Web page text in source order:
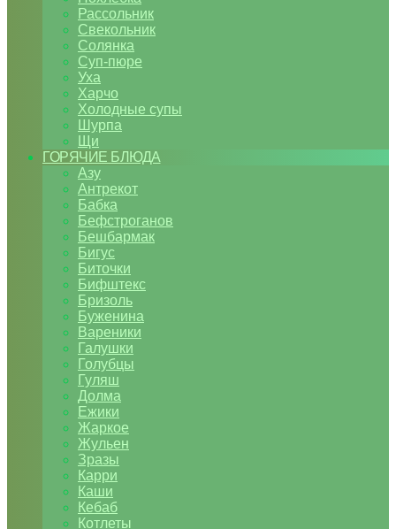
Рассольник
Свекольник
Солянка
Суп-пюре
Уха
Харчо
Холодные супы
Шурпа
Щи
ГОРЯЧИЕ БЛЮДА
Азу
Антрекот
Бабка
Бефстроганов
Бешбармак
Бигус
Биточки
Бифштекс
Бризоль
Буженина
Вареники
Галушки
Голубцы
Гуляш
Долма
Ежики
Жаркое
Жульен
Зразы
Карри
Каши
Кебаб
Котлеты